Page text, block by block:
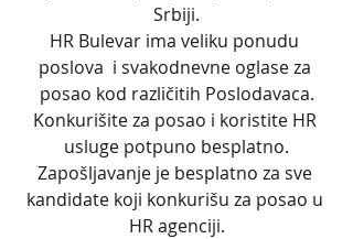
Srbiji.
HR Bulevar ima veliku ponudu
poslova  i svakodnevne oglase za
posao kod različitih Poslodavaca.
Konkurišite za posao i koristite HR
usluge potpuno besplatno.
Zapošljavanje je besplatno za sve
kandidate koji konkurišu za posao u
HR agenciji.